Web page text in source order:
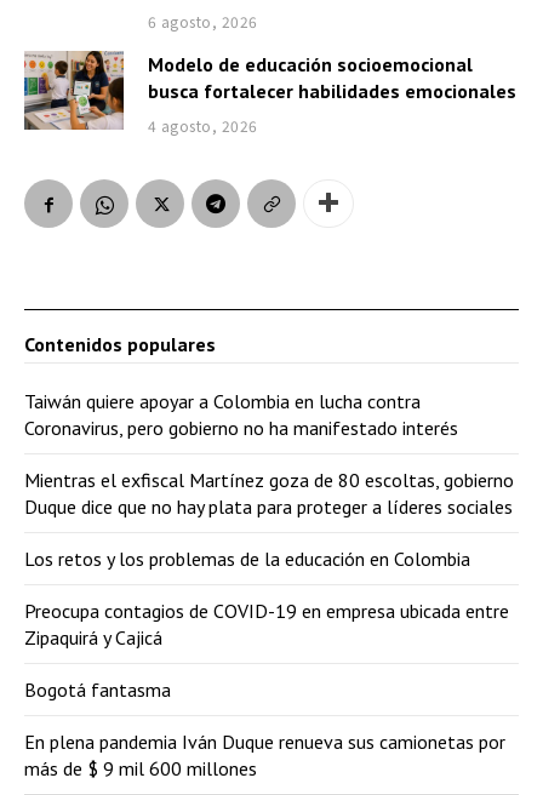
6 agosto, 2026
Modelo de educación socioemocional
busca fortalecer habilidades emocionales
4 agosto, 2026
Contenidos populares
Taiwán quiere apoyar a Colombia en lucha contra
Coronavirus, pero gobierno no ha manifestado interés
Mientras el exfiscal Martínez goza de 80 escoltas, gobierno
Duque dice que no hay plata para proteger a líderes sociales
Los retos y los problemas de la educación en Colombia
Preocupa contagios de COVID-19 en empresa ubicada entre
Zipaquirá y Cajicá
Bogotá fantasma
En plena pandemia Iván Duque renueva sus camionetas por
más de $ 9 mil 600 millones